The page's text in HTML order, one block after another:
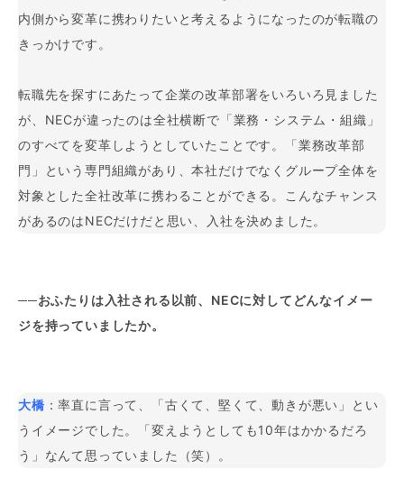
内側から変革に携わりたいと考えるようになったのが転職の
きっかけです。
転職先を探すにあたって企業の改革部署をいろいろ見ました
が、NECが違ったのは全社横断で「業務・システム・組織」
のすべてを変革しようとしていたことです。「業務改革部
門」という専門組織があり、本社だけでなくグループ全体を
対象とした全社改革に携わることができる。こんなチャンス
があるのはNECだけだと思い、入社を決めました。
──おふたりは入社される以前、NECに対してどんなイメー
ジを持っていましたか。
大橋 ：率直に言って、「古くて、堅くて、動きが悪い」とい
うイメージでした。「変えようとしても10年はかかるだろ
う」なんて思っていました（笑）。